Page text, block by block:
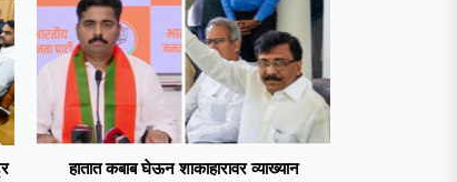
हातात कबाब घेऊन शाकाहारावर व्याख्यान